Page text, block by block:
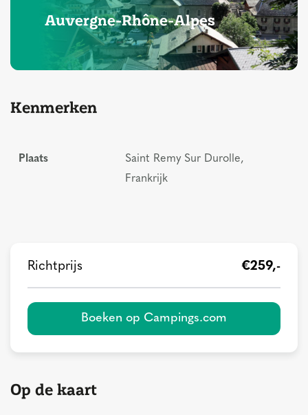
Auvergne-Rhône-Alpes
Kenmerken
Plaats
Saint Remy Sur Durolle,
Frankrijk
Richtprijs €259,-
Boeken op Campings.com
Op de kaart